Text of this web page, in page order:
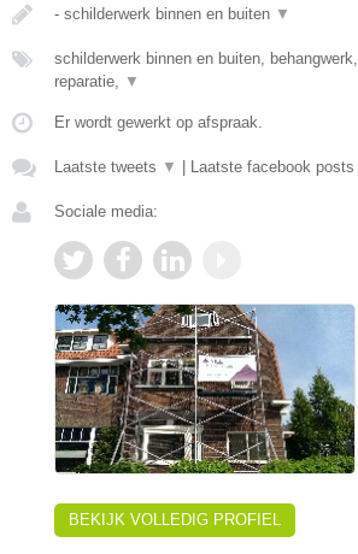
- schilderwerk binnen en buiten ▼
schilderwerk binnen en buiten,
reparatie, ▼
Er wordt gewerkt op afspraak.
Laatste tweets ▼ Laatste facebook posts
Sociale media:
BEKIJK VOLLEDIG PROFIEL